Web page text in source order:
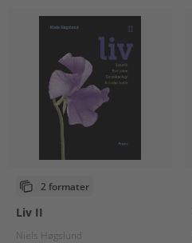
2 formater
Liv II
Niels Høgslund